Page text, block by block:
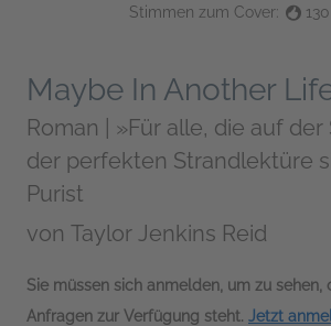
Stimmen zum Cover: 130
Maybe In Another
Roman | »Für alle, die auf
der perfekten Strandlektüre
Purist
von Taylor Jenkins Reid
Sie müssen sich anmelden, um zu
Anfragen zur Verfügung steht. Jetzt